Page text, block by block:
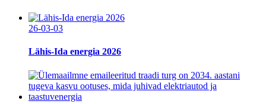
26-03-03
Lähis-Ida energia 2026